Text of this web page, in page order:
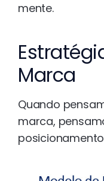
mente.
Marca
Quando
marca,